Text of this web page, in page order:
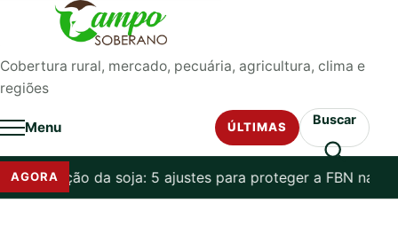
Pular para o conteúdo
Cobertura rural, mercado, pecuária, agricultura, clima e
regiões
Menu ÚLTIMAS
Buscar
AGORA
inoculação da soja: 5 ajustes para proteger a FBN na